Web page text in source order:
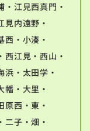
江見西真門・
内遠野・
・小湊・
江見・西山・
・太田学・
・大里・
西・東・
子・畑・